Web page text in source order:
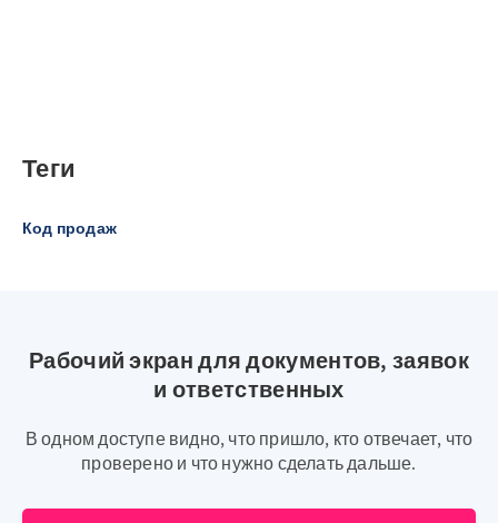
Теги
Код продаж
Рабочий экран для документов, заявок
и ответственных
В одном доступе видно, что пришло, кто отвечает, что
проверено и что нужно сделать дальше.